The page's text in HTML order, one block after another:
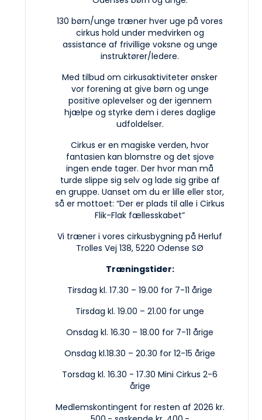
130 børn/unge træner hver uge på vores
cirkus hold under medvirken og
assistance af frivillige voksne og unge
instruktører/ledere.
Med tilbud om cirkusaktiviteter ønsker
vor forening at give børn og unge
positive oplevelser og der igennem
hjælpe og styrke dem i deres daglige
udfoldelser.
Cirkus er en magiske verden, hvor
fantasien kan blomstre og det sjove
ingen ende tager. Der hvor man må
turde slippe sig selv og lade sig gribe af
en gruppe. Uanset om du er lille eller stor,
så er mottoet: “Der er plads til alle i Cirkus
Flik-Flak fællesskabet”
Vi træner i vores cirkusbygning på Herluf
Trolles Vej 138, 5220 Odense SØ
Træningstider:
Tirsdag kl. 17.30 – 19.00 for 7-11 årige
Tirsdag kl. 19.00 – 21.00 for unge
Onsdag kl. 16.30 – 18.00 for 7-11 årige
Onsdag kl.18.30 – 20.30 for 12-15 årige
Torsdag kl. 16.30 - 17.30 Mini Cirkus 2-6
årige
Medlemskontingent for resten af 2026 kr.